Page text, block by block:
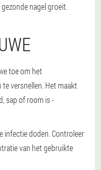
nagel groeit.
toe om het
versnellen. Het maakt
sap of room is -
infectie doden. Controleer
van het gebruikte